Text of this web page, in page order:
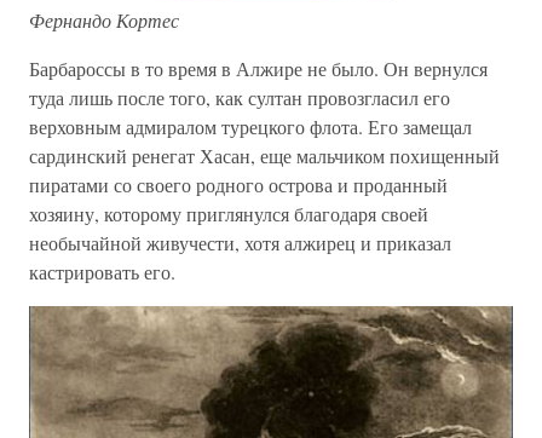
Фернандо Кортес
Барбароссы в то время в Алжире не было. Он вернулся
туда лишь после того, как султан провозгласил его
верховным адмиралом турецкого флота. Его замещал
сардинский ренегат Хасан, еще мальчиком похищенный
пиратами со своего родного острова и проданный
хозяину, которому приглянулся благодаря своей
необычайной живучести, хотя алжирец и приказал
кастрировать его.